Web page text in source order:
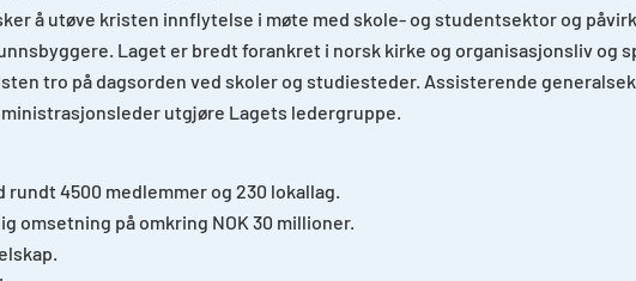
å utøve kristen innflytelse i møte med skole- og studentsektor og
Laget er bredt forankret i norsk kirke og organisasjonsliv og
tro på dagsorden ved skoler og studiesteder. Assisterende
utgjøre Lagets ledergruppe.
rundt 4500 medlemmer og 230 lokallag.
omsetning på omkring NOK 30 millioner.